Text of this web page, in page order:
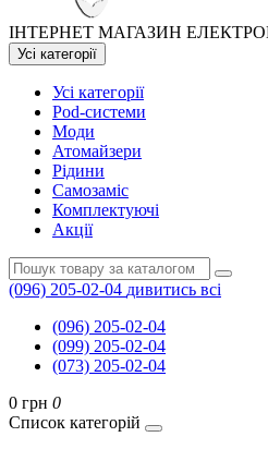
ІНТЕРНЕТ МАГАЗИН
Усі категорії
Усі категорії
Pod-системи
Моди
Атомайзери
Рідини
Самозаміс
Комплектуючі
Акції
(096) 205-02-04 дивитись всі
(096) 205-02-04
(099) 205-02-04
(073) 205-02-04
0 грн 0
Список категорій